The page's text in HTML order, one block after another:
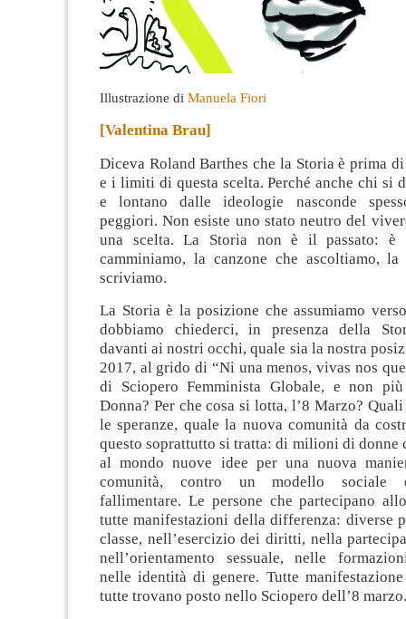
Illustrazione di Manuela Fiori
[Valentina Brau]
Diceva Roland Barthes che la Storia è prima
e i limiti di questa scelta. Perché anche chi si
e lontano dalle ideologie nasconde
peggiori. Non esiste uno stato neutro del
una scelta. La Storia non è il passato: è
camminiamo, la canzone che ascoltiamo,
scriviamo.
La Storia è la posizione che assumiamo
dobbiamo chiederci, in presenza della
davanti ai nostri occhi, quale sia la nostra
2017, al grido di “Ni una menos, vivas nos
di Sciopero Femminista Globale, e non
Donna? Per che cosa si lotta, l’8 Marzo?
le speranze, quale la nuova comunità da
questo soprattutto si tratta: di milioni di donne
al mondo nuove idee per una nuova
comunità, contro un modello sociale
fallimentare. Le persone che partecipano
tutte manifestazioni della differenza: diverse
classe, nell’esercizio dei diritti, nella
nell’orientamento sessuale, nelle
nelle identità di genere. Tutte
tutte trovano posto nello Sciopero dell’8 marzo.